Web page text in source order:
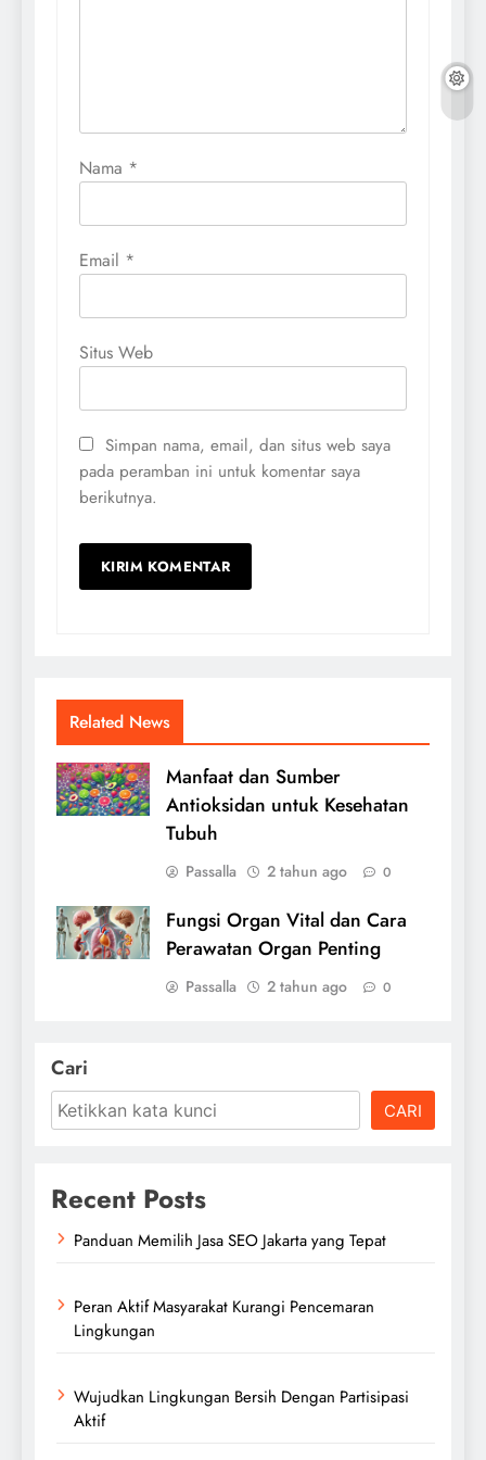
Nama *
Email *
Situs Web
Simpan nama, email, dan situs web saya
pada peramban ini untuk komentar saya
berikutnya.
Related News
Manfaat dan Sumber
Antioksidan untuk Kesehatan
Tubuh
Passalla 2 tahun ago 0
Fungsi Organ Vital dan Cara
Perawatan Organ Penting
Passalla 2 tahun ago 0
Cari
CARI
Recent Posts
Panduan Memilih Jasa SEO Jakarta yang Tepat
Peran Aktif Masyarakat Kurangi Pencemaran
Lingkungan
Wujudkan Lingkungan Bersih Dengan Partisipasi
Aktif